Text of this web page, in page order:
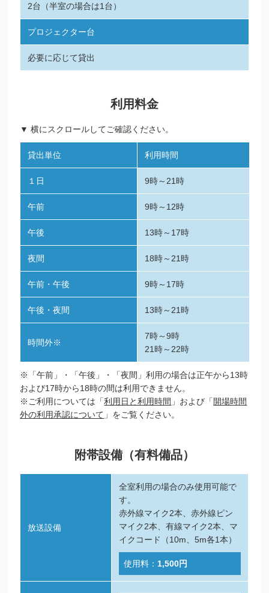
2台（半室の場合は1台）
プロジェクター台
必要に応じて貸出
利用料金
▼ 横にスクロールしてご確認ください。
貸出単位 利用時間
１日 9時～21時
午前 9時～12時
午後 13時～17時
夜間 18時～21時
午前・午後 9時～17時
午後・夜間 13時～21時
時間外※
7時～9時
21時～22時
※「午前」・「午後」・「夜間」利用の場合は正午から13時
および17時から18時の間は利用できません。
※ご利用については「利用日と利用時間 」および「 開場時間
外の利用承認について 」をご覧ください。
附帯設備（有料備品）
放送設備
全室利用の場合のみ使用可能で
す。
赤外線マイク2本、赤外線ピン
マイク2本、有線マイク2本、マ
イクコード（10m、5m各1本）
使用料：1,500円